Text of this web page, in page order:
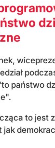
państwo
to jest